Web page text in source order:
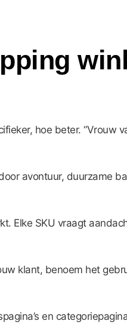
hoe beter. “Vrouw
avontuur, duurzame
Elke SKU vraagt
klant, benoem het
en